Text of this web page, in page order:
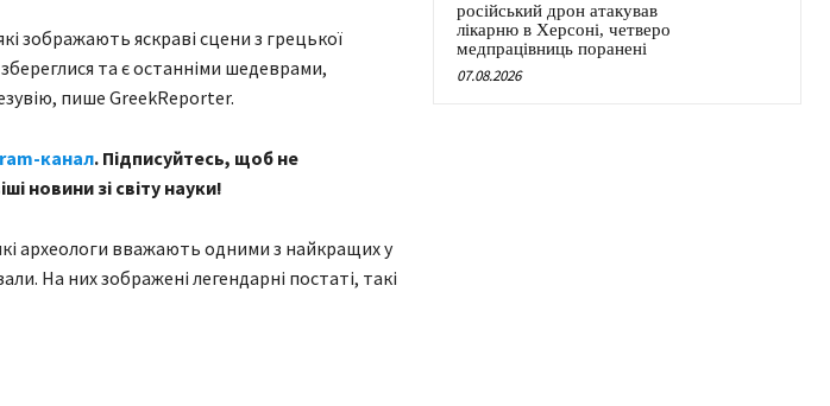
зображають яскраві сцени з грецької
та є останніми шедеврами,
пише GreekReporter.
канал. Підписуйтесь, щоб не
новини зі світу науки!
археологи вважають одними з найкращих у
На них зображені легендарні постаті, такі
російський дрон атакував
лікарню в Херсоні, четверо
медпрацівниць поранені
07.08.2026